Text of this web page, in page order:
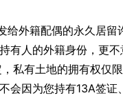
给外籍配偶的永久居留
持有人的外籍身份，更不
私有土地的拥有权仅
会因为您持有13A签